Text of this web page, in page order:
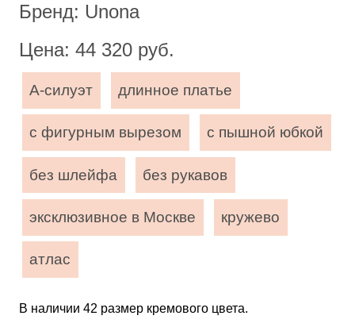
Бренд: Unona
Цена: 44 320 руб.
А-силуэт длинное платье
с фигурным вырезом с пышной юбкой
без шлейфа без рукавов
эксклюзивное в Москве кружево
атлас
В наличии 42 размер кремового цвета.